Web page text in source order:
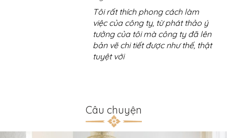
Lorem ipsum
consectetuer
diam nonummy
tincidunt ut
Câu chuyện